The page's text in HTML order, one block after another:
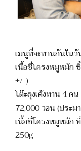
เมนูที่จะทานกันใน
เนื้อซี่โครงหมูหมัก
+/-)
โต๊ะลุงเด้งทาน 4
72,000 วอน (ประ
เนื้อซี่โครงหมูหมัก
250g